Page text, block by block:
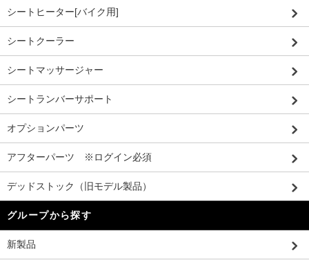
シートヒーター[バイク用]
シートクーラー
シートマッサージャー
シートランバーサポート
オプションパーツ
アフターパーツ ※ログイン必須
デッドストック（旧モデル製品）
グループから探す
新製品